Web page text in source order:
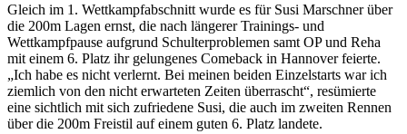
Gleich im 1. Wettkampfabschnitt wurde es für Susi Marschner über
die 200m Lagen ernst, die nach längerer Trainings- und
Wettkampfpause aufgrund Schulterproblemen samt OP und Reha
mit einem 6. Platz ihr gelungenes Comeback in Hannover feierte.
„Ich habe es nicht verlernt. Bei meinen beiden Einzelstarts war ich
ziemlich von den nicht erwarteten Zeiten überrascht“, resümierte
eine sichtlich mit sich zufriedene Susi, die auch im zweiten Rennen
über die 200m Freistil auf einem guten 6. Platz landete.